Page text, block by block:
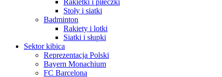
Rakietki i piłeczki
Stoły i siatki
Badminton
Rakiety i lotki
Siatki i słupki
Sektor kibica
Reprezentacja Polski
Bayern Monachium
FC Barcelona